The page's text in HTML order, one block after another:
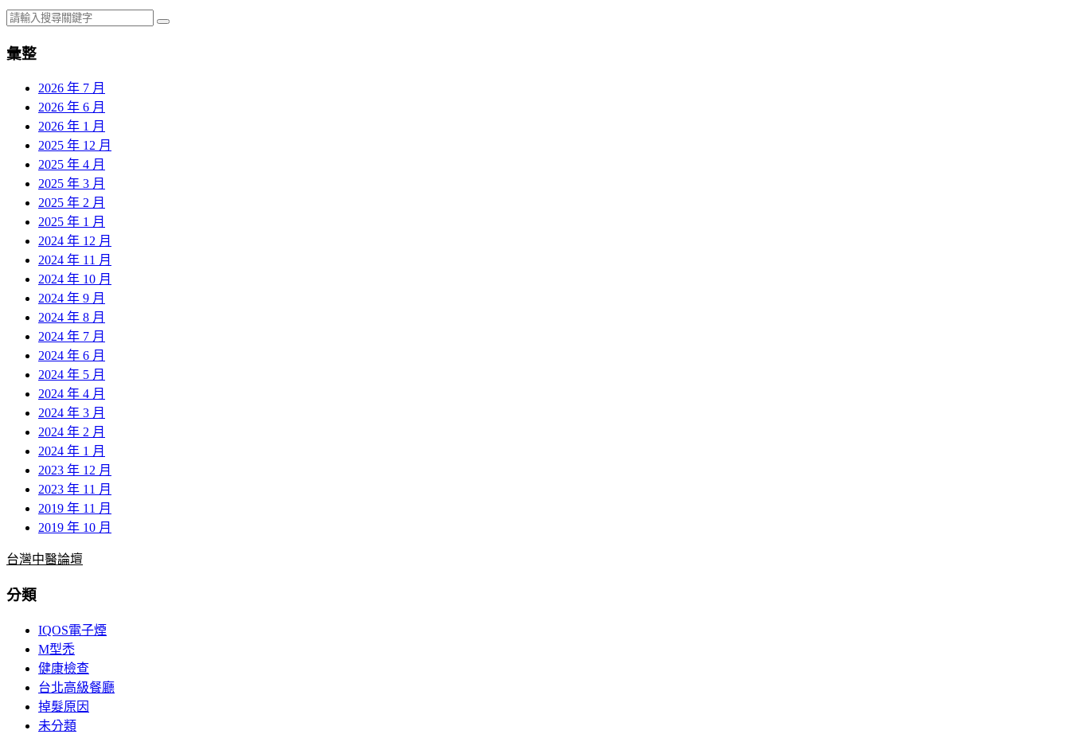
彙整
2026 年 7 月
2026 年 6 月
2026 年 1 月
2025 年 12 月
2025 年 4 月
2025 年 3 月
2025 年 2 月
2025 年 1 月
2024 年 12 月
2024 年 11 月
2024 年 10 月
2024 年 9 月
2024 年 8 月
2024 年 7 月
2024 年 6 月
2024 年 5 月
2024 年 4 月
2024 年 3 月
2024 年 2 月
2024 年 1 月
2023 年 12 月
2023 年 11 月
2019 年 11 月
2019 年 10 月
台灣中醫論壇
分類
IQOS電子煙
M型禿
健康檢查
台北高級餐廳
掉髮原因
未分類